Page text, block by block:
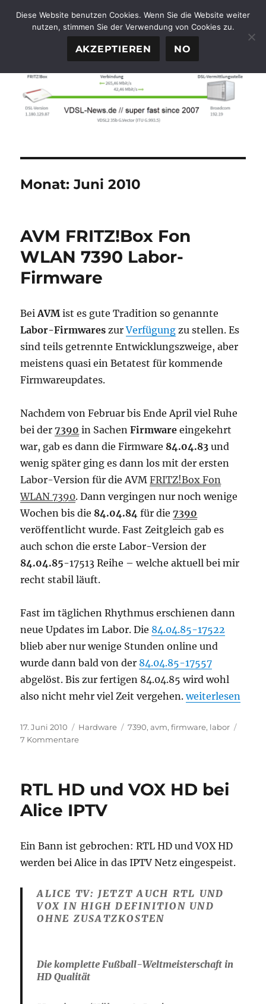
FTTH-News.de
Monat:Juni 2010
AVM FRITZ!Box Fon
WLAN 7390 Labor-
Firmware
BeiAVM ist es gute Tradition so genannte
Labor-Firmwares zurVerfügung zu stellen. Es
sind teils getrennte Entwicklungszweige, aber
meistens quasi ein Betatest für kommende
Firmwareupdates.
Nachdem von Februar bis Ende April viel Ruhe
bei der7390 in SachenFirmware eingekehrt
war, gab es dann die Firmware 84.04.83 und
wenig später ging es dann los mit der ersten
Labor-Version für die AVMFRITZ!Box Fon
WLAN 7390. Dann vergingen nur noch wenige
Wochen bis die 84.04.84 für die7390
veröffentlicht wurde. Fast Zeitgleich gab es
auch schon die erste Labor-Version der
84.04.85-17513 Reihe – welche aktuell bei mir
recht stabil läuft.
Fast im täglichen Rhythmus erschienen dann
neue Updates im Labor. Die 84.04.85-17522
blieb aber nur wenige Stunden online und
wurde dann bald von der 84.04.85-17557
abgelöst. Bis zur fertigen 84.04.85 wird wohl
also nicht mehr viel Zeit vergehen.„AVM
weiterlesen
Veröffentlicht
am
17. Juni 2010 Kategorien
Hardware Schlagwörter
7390,avm,firmware, labor
7 Kommentarezu
WLAN
Labor-
RTL HD und VOX HD bei
Alice IPTV
Ein Bann ist gebrochen: RTL HD und VOX HD
werden bei Alice in das IPTV Netz eingespeist.
ALICE TV: JETZT AUCH RTL UND
VOX IN HIGH DEFINITION UND
OHNE ZUSATZKOSTEN
Die komplette Fußball-Weltmeisterschaft in
HD Qualität
Diese Website benutzen Cookies. Wenn Sie die Website weiter
nutzen, stimmen Sie der Verwendung von Cookies zu.
AKZEPTIEREN NO